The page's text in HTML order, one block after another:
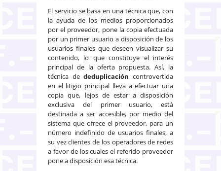
El servicio se basa en una técnica que, con
la ayuda de los medios proporcionados
por el proveedor, pone la copia efectuada
por un primer usuario a disposición de los
usuarios finales que deseen visualizar su
contenido, lo que constituye el interés
principal de la oferta propuesta. Así, la
técnica dededuplicación controvertida
en el litigio principal lleva a efectuar una
copia que, lejos de estar a disposición
exclusiva del primer usuario, está
destinada a ser accesible, por medio del
sistema que ofrece el proveedor, para un
número indefinido de usuarios finales, a
su vez clientes de los operadores de redes
a favor de los cuales el referido proveedor
pone a disposición esa técnica.